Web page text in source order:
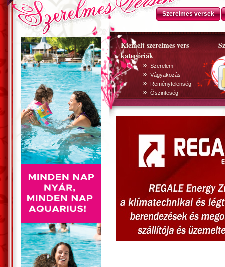
Szerelmes versek
Kiemelt szerelmes vers
kategóriák
» Szerelem
» Vágyakozás
» Reménytelenség
» Õszinteség